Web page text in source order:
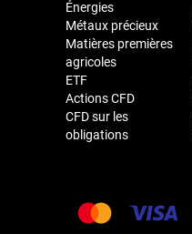
Énergies
Métaux précieux
Matières premières
agricoles
ETF
Actions CFD
CFD sur les
obligations